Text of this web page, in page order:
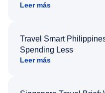
Leer más
Travel Smart
Spending Less
Leer más